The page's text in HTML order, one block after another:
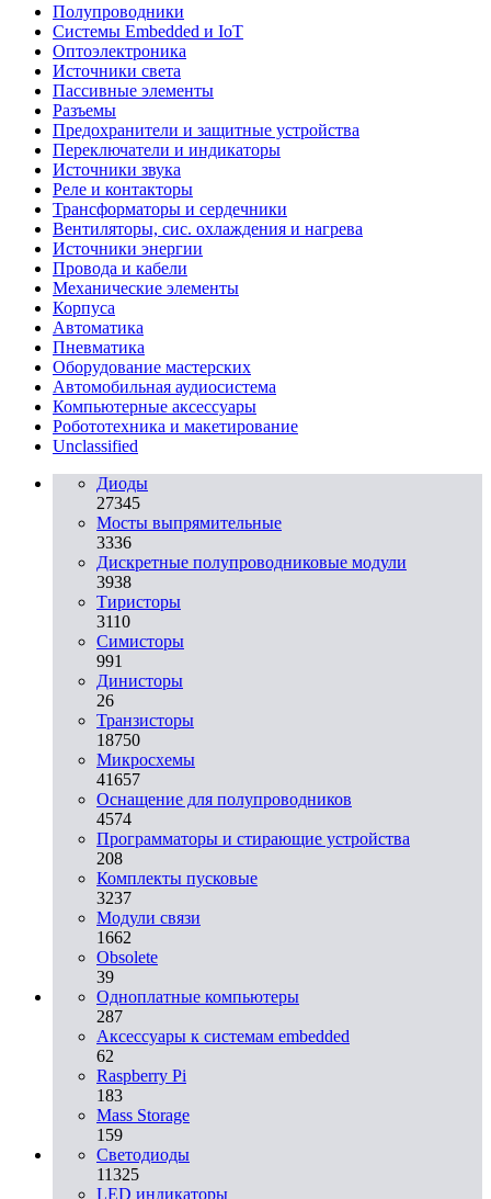
Полупроводники
Системы Embedded и IoT
Oптоэлектроника
Источники света
Пассивные элементы
Разъeмы
Предохранители и защитные устройства
Переключатели и индикаторы
Источники звука
Реле и контакторы
Трансформаторы и сердечники
Вентиляторы, сис. охлаждения и нагрева
Источники энергии
Провода и кабели
Механические элементы
Корпуса
Автоматика
Пневматика
Оборудование мастерских
Автомобильная аудиосистема
Компьютерные аксессуары
Робототехника и макетирование
Unclassified
Диоды
27345
Мосты выпрямительные
3336
Дискретные полупроводниковые модули
3938
Тиристоры
3110
Симисторы
991
Динисторы
26
Транзисторы
18750
Микросхемы
41657
Оснащение для полупроводников
4574
Программаторы и стирающие устройства
208
Комплекты пусковые
3237
Модули связи
1662
Obsolete
39
Одноплатные компьютеры
287
Аксессуары к системам embedded
62
Raspberry Pi
183
Mass Storage
159
Светодиоды
11325
LED индикаторы